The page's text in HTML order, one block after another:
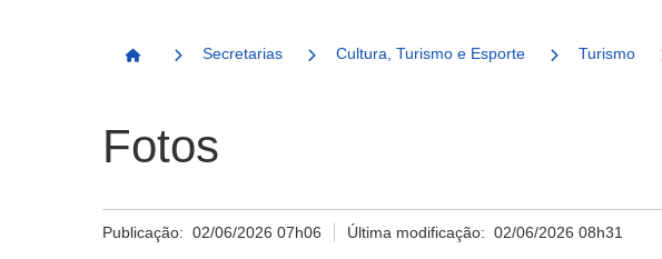
Página Inicial
Secretarias Cultura, Turismo e Esporte Turismo
Fotos
Publicação: 02/06/2026 07h06 Última modificação:02/06/2026 08h31